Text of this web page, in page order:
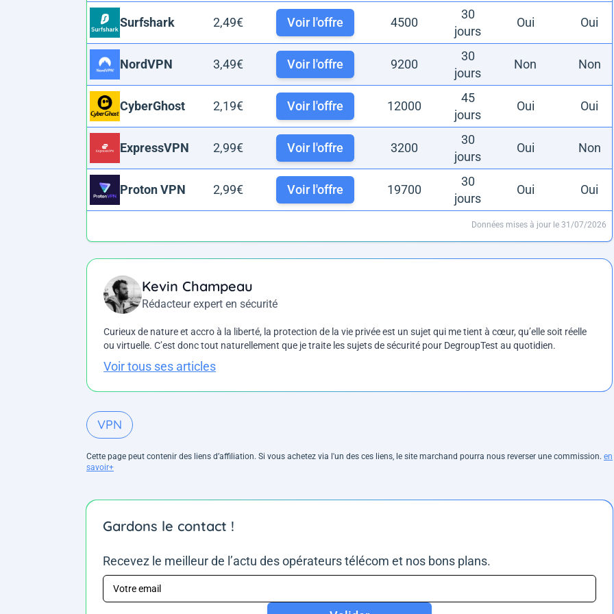
Surfshark 2,49€ Voir l'offre 4500
30
jours
Oui Oui
NordVPN 3,49€ Voir l'offre 9200
30
jours
Non Non
CyberGhost 2,19€ Voir l'offre 12000
45
jours
Oui Oui
ExpressVPN 2,99€ Voir l'offre 3200
30
jours
Oui Non
Proton VPN 2,99€ Voir l'offre 19700
30
jours
Oui Oui
Données mises à jour le 31/07/2026
Kevin Champeau
Rédacteur expert en sécurité
Curieux de nature et accro à la liberté, la protection de la vie privée est un sujet qui me tient à cœur, qu’elle soit réelle
ou virtuelle. C’est donc tout naturellement que je traite les sujets de sécurité pour DegroupTest au quotidien.
Voir tous ses articles
VPN
Cette page peut contenir des liens d’affiliation. Si vous achetez via l'un des ces liens, le site marchand pourra nous reverser une commission. en
savoir+
Gardons le contact !
Recevez le meilleur de l’actu des opérateurs télécom et nos bons plans.